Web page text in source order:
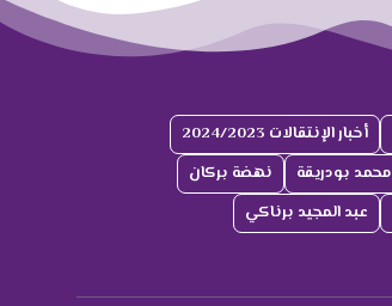
أخبار الإنتقالات 2024/2023
محمد بودريقة
نهضة بركان
عبد المجيد برناكي